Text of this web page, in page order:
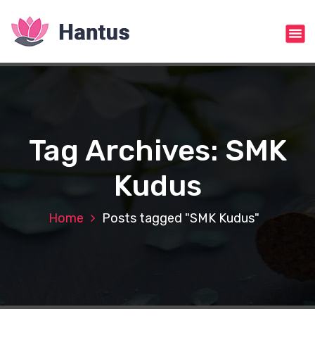
t
Tag Archives: SMK
Kudus
Home Posts tagged "SMK Kudus"